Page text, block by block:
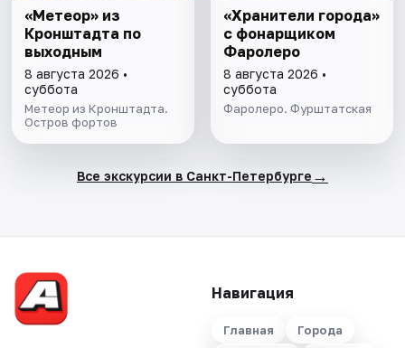
«Метеор» из
Кронштадта по
выходным
8 августа 2026 •
суббота
Метеор из Кронштадта.
Остров фортов
«Хранители города»
с фонарщиком
Фаролеро
8 августа 2026 •
суббота
Фаролеро. Фурштатская
Все экскурсии в Санкт-Петербурге →
Навигация
Главная Города